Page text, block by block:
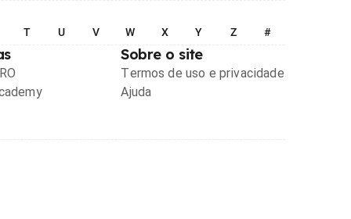
T U V W X Y Z #
Sobre o site
Termos de uso e privacidade
Ajuda